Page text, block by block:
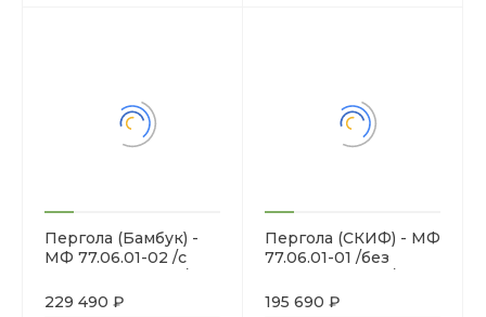
Пергола (Бамбук) -
МФ 77.06.01-02 /с
229 490 ₽
Пергола (СКИФ) - МФ
77.06.01-01 /без
195 690 ₽